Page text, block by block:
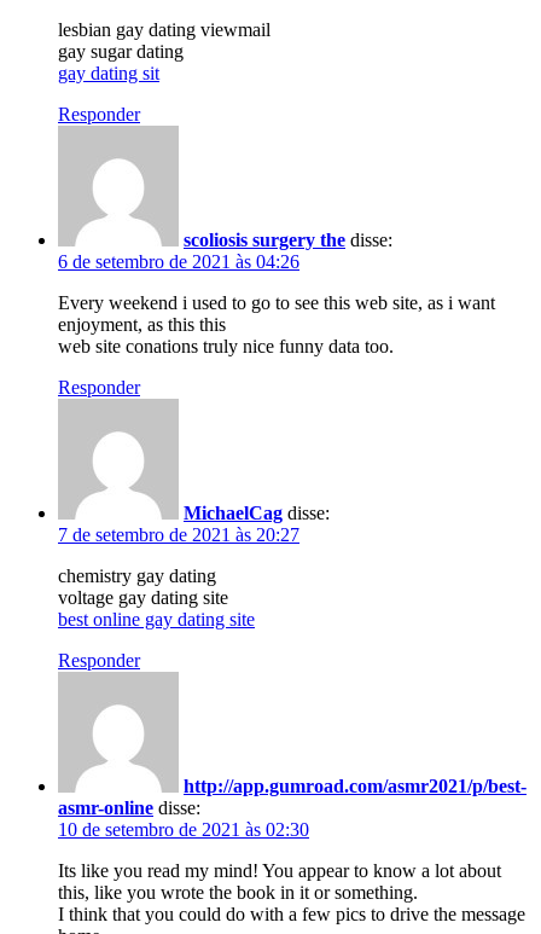
lesbian gay dating viewmail
gay sugar dating
gay dating sit
Responder
scoliosis surgery the disse:
6 de setembro de 2021 às 04:26
Every weekend i used to go to see this web site, as i want
enjoyment, as this this
web site conations truly nice funny data too.
Responder
MichaelCag disse:
7 de setembro de 2021 às 20:27
chemistry gay dating
voltage gay dating site
best online gay dating site
Responder
http://app.gumroad.com/asmr2021/p/best-
asmr-online disse:
10 de setembro de 2021 às 02:30
Its like you read my mind! You appear to know a lot about
this, like you wrote the book in it or something.
I think that you could do with a few pics to drive the message